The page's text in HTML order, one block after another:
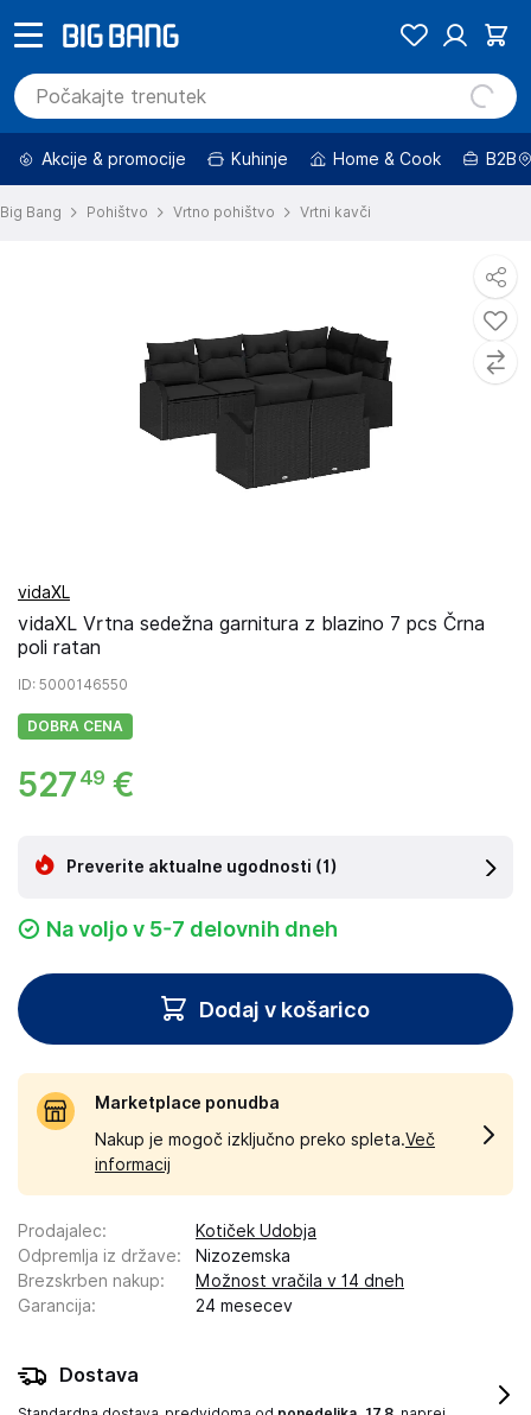
Akcije & promocije Kuhinje Home & Cook B2B
Big Bang Pohištvo Vrtno pohištvo Vrtni kavči
vidaXL
vidaXL Vrtna sedežna garnitura z blazino 7 pcs Črna
poli ratan
ID: 5000146550
DOBRA CENA
527 49 €
Preverite aktualne ugodnosti (1)
Na voljo v 5-7 delovnih dneh
Dodaj v košarico
Marketplace ponudba
Nakup je mogoč izključno preko spleta.Več
informacij
Prodajalec:
Kotiček Udobja
Odpremlja iz države:
Nizozemska
Brezskrben nakup:
Možnost vračila v 14 dneh
Garancija: 24 mesecev
Dostava